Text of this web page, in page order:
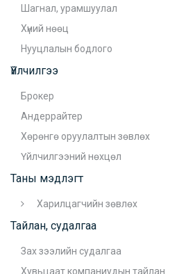
Шагнал, урамшуулал
Хүний нөөц
Нууцлалын бодлого
Үйлчилгээ
Брокер
Андеррайтер
Хөрөнгө оруулалтын зөвлөх
Үйлчилгээний нөхцөл
Таны мэдлэгт
Харилцагчийн зөвлөх
Тайлан, судалгаа
Зах зээлийн судалгаа
Хувьцаат компаниудын тайлан